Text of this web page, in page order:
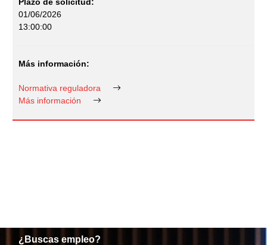
01/06/2026
13:00:00
Normativa reguladora
Más información
¿Buscas empleo?